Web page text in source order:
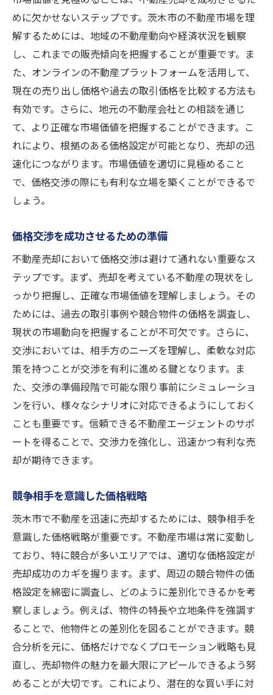
めに欠かせないステップです。茨木市の不動産市場を理
解するためには、地域の不動産動向や経済状況を観察
し、これまでの販売傾向を把握することが重要です。ま
た、オンラインの不動産プラットフォームを活用して、
現在の売り出し価格や過去の取引価格を比較する方法も
有効です。さらに、地元の不動産会社との相談を通じ
て、より正確な市場価値を把握することができます。こ
れにより、根拠のある価格設定が可能となり、売却の迅
速化につながります。市場価値を適切に見極めること
で、価格交渉の際にも有利な立場を築くことができるで
しょう。
価格交渉を成功させるための準備
不動産売却において価格交渉は避けて通れない重要なス
テップです。まず、売却を考えている不動産の現状をし
っかり把握し、正確な市場価値を理解しましょう。その
ためには、過去の取引事例や競合物件の価格を調査し、
現状の市場動向を把握することが不可欠です。さらに、
交渉においては、相手方のニーズを理解し、柔軟な対応
策を持つことが交渉を有利に進める鍵となります。ま
た、交渉の準備段階で可能な限り事前にシミュレーショ
ンを行い、様々なシナリオに対応できるようにしておく
ことも重要です。信頼できる不動産エージェントのサポ
ートを得ることで、交渉力を強化し、迅速かつ有利な売
却が期待できます。
競争相手を意識した価格戦略
茨木市で不動産を迅速に売却するためには、競争相手を
意識した価格戦略が重要です。不動産市場は常に変動し
ており、特に競合が多いエリアでは、適切な価格設定が
売却成功のカギを握ります。まず、周辺の競合物件の価
格設定を綿密に調査し、どのように差別化できるかを考
察しましょう。例えば、物件の特長や立地条件を強調す
ることで、他物件との差別化を図ることができます。競
合分析を元に、価格だけでなくプロモーション戦略も見
直し、売却物件の魅力を最大限にアピールできるよう努
めることが大切です。これにより、潜在的な買い手に対